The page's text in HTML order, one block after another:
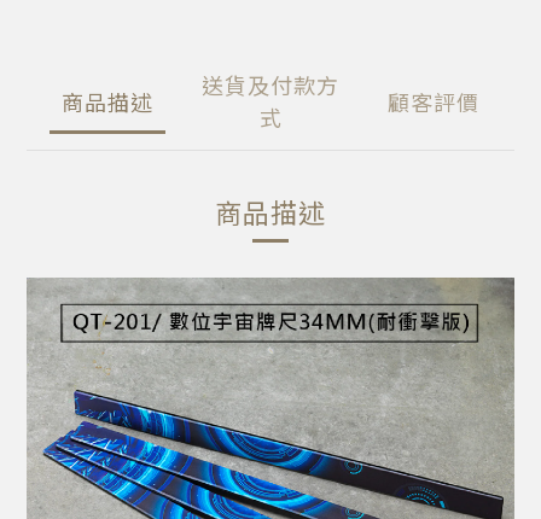
商品描述
送貨及付款方
式
顧客評價
商品描述